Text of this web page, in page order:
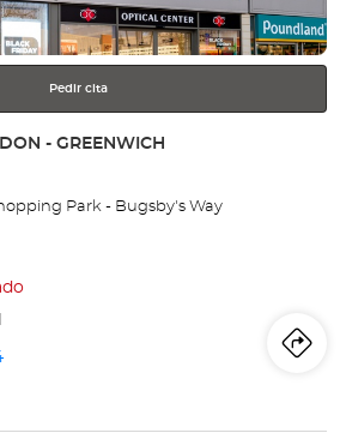
Pedir cita
- GREENWICH
Park - Bugsby's Way
a